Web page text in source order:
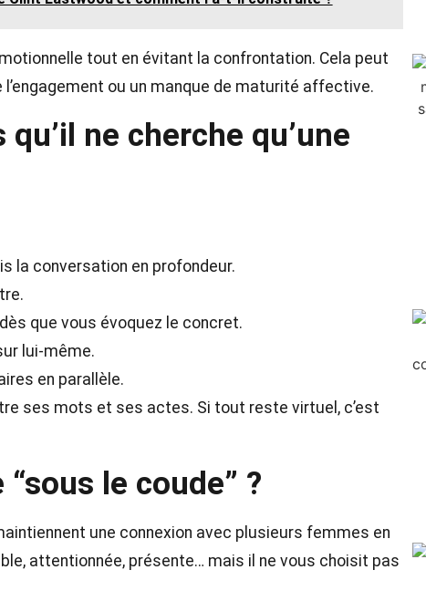
tout en évitant la confrontation. Cela peut
ou un manque de maturité affective.
ne cherche qu’une
la conversation en profondeur.
que vous évoquez le concret.
lui-même.
en parallèle.
ses mots et ses actes. Si tout reste virtuel, c’est
le coude” ?
une connexion avec plusieurs femmes en
attentionnée, présente… mais il ne vous choisit pas